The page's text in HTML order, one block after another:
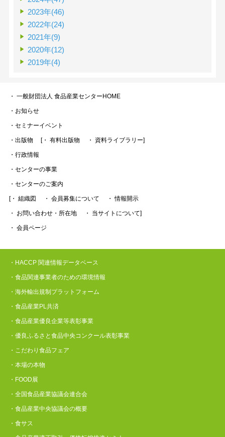
2023年(46)
2022年(24)
2021年(9)
2020年(12)
2019年(4)
・ 一般財団法人 食品産業センターHOME
・お知らせ
・セミナーイベント
・出版物 [・ 有料出版物 ・ 資料ライブラリー]
・行政情報
・センターの事業
・センターのご案内
[・ 組織図 ・ 会員募集について ・ 情報開示
・ お問い合わせ・所在地 ・ 当サイトについて]
・ 会員ページ
・HACCP 関連情報データベース
・食品関連事業者のための環境情報
・海外輸出規制プラットフォーム
・食品産業PL共済
・食品産業優良企業等表彰事業
・優良ふるさと食品中央コンクール表彰事業
・こだわり食品フェア
・本場の本物
・FOOD展
・全国食品産業協議会連合会
・食品産業中央協議会の概要
・食サス